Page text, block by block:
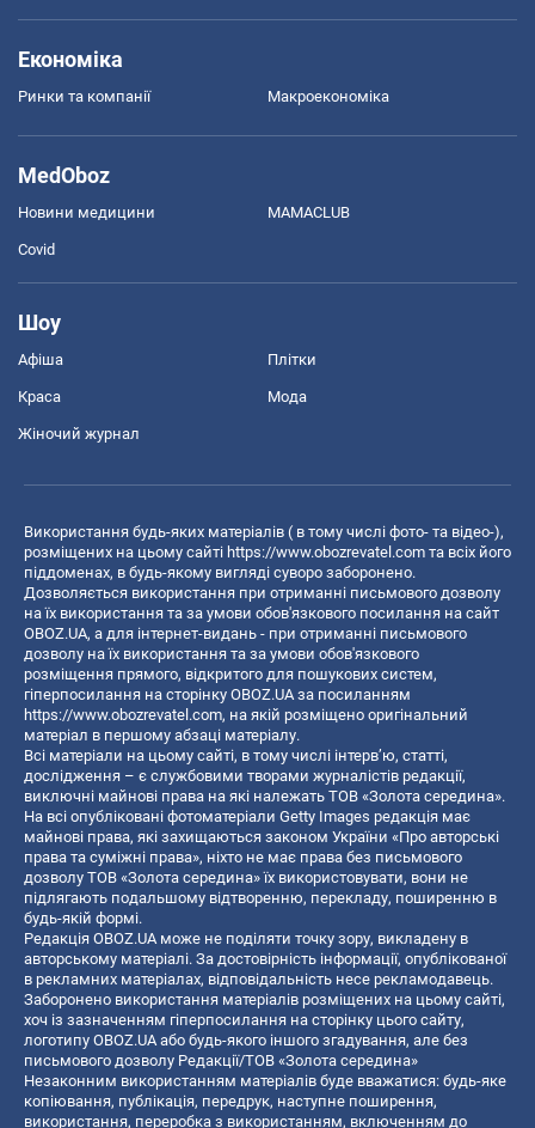
Економіка
Ринки та компанії Макроекономіка
MedOboz
Новини медицини MAMACLUB
Covid
Шоу
Афіша Плітки
Краса Мода
Жіночий журнал
Використання будь-яких матеріалів ( в тому числі фото- та відео-),
розміщених на цьому сайті https://www.obozrevatel.com та всіх його
піддоменах, в будь-якому вигляді суворо заборонено.
Дозволяється використання при отриманні письмового дозволу
на їх використання та за умови обов'язкового посилання на сайт
OBOZ.UA, а для інтернет-видань - при отриманні письмового
дозволу на їх використання та за умови обов'язкового
розміщення прямого, відкритого для пошукових систем,
гіперпосилання на сторінку OBOZ.UA за посиланням
https://www.obozrevatel.com, на якій розміщено оригінальний
матеріал в першому абзаці матеріалу.
Всі матеріали на цьому сайті, в тому числі інтерв’ю, статті,
дослідження – є службовими творами журналістів редакції,
виключні майнові права на які належать ТОВ «Золота середина».
На всі опубліковані фотоматеріали Getty Images редакція має
майнові права, які захищаються законом України «Про авторські
права та суміжні права», ніхто не має права без письмового
дозволу ТОВ «Золота середина» їх використовувати, вони не
підлягають подальшому відтворенню, перекладу, поширенню в
будь-якій формі.
Редакція OBOZ.UA може не поділяти точку зору, викладену в
авторському матеріалі. За достовірність інформації, опублікованої
в рекламних матеріалах, відповідальність несе рекламодавець.
Заборонено використання матеріалів розміщених на цьому сайті,
хоч із зазначенням гіперпосилання на сторінку цього сайту,
логотипу OBOZ.UA або будь-якого іншого згадування, але без
письмового дозволу Редакції/ТОВ «Золота середина»
Незаконним використанням матеріалів буде вважатися: будь-яке
копiювання, публiкацiя, передрук, наступне поширення,
використання, переробка з використанням, включенням до